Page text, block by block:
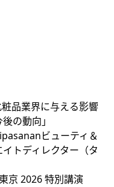
品業界に​与える影響
の動向」
ビューティ＆
トディレクター​（タ
京 2026 特別講演